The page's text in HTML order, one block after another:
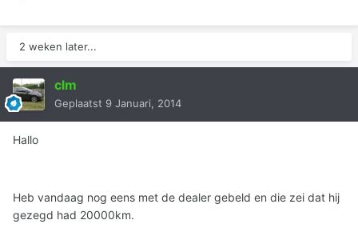
2 weken later...
clm
Geplaatst 9 Januari, 2014
Hallo
Heb vandaag nog eens met de dealer gebeld en die zei dat hij
gezegd had 20000km.